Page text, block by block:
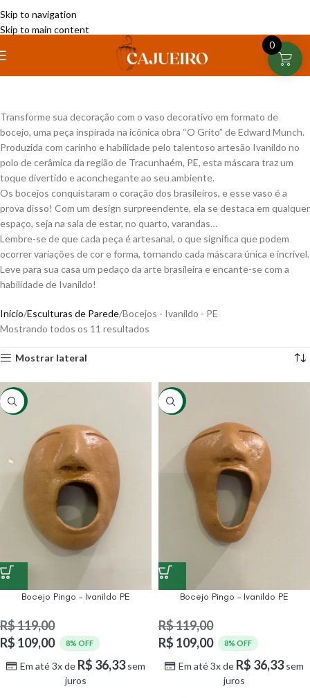
Skip to navigation
Skip to main content
Transforme sua decoração com o vaso decorativo em formato de
bocejo, uma peça inspirada na icônica obra “O Grito” de Edward Munch.
Produzida com carinho e habilidade pelo talentoso artesão Ivanildo no
polo de cerâmica da região de Tracunhaém, PE, esta máscara traz um
toque divertido e aconchegante ao seu ambiente.
Os bocejos conquistaram o coração dos brasileiros, e esse vaso é a
prova disso! Com um design surpreendente, ela se destaca em qualquer
espaço, seja na sala de estar, no quarto, varandas…
Lembre-se de que cada peça é artesanal, o que significa que podem
ocorrer variações de cor e forma, tornando cada máscara única e incrível.
Leve para sua casa um pedaço da arte brasileira e encante-se com a
habilidade de Ivanildo!
Início Esculturas de Parede Bocejos - Ivanildo - PE
Mostrando todos os 11 resultados
Mostrar lateral
-8%
Bocejo Pingo – Ivanildo PE
R$119,00
R$ 109,00 8% OFF
Em até 3x de R$ 36,33sem
juros
-8%
Bocejo Pingo – Ivanildo PE
R$119,00
R$ 109,00 8% OFF
Em até 3x de R$ 36,33sem
juros
0